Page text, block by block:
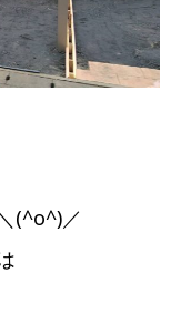
(^o^)／